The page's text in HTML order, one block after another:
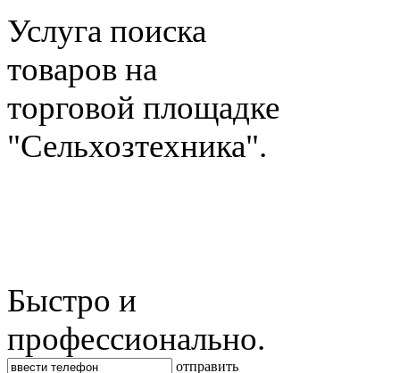
Услуга поиска
товаров на
торговой площадке
"Сельхозтехника".
Быстро и
профессионально.
отправить